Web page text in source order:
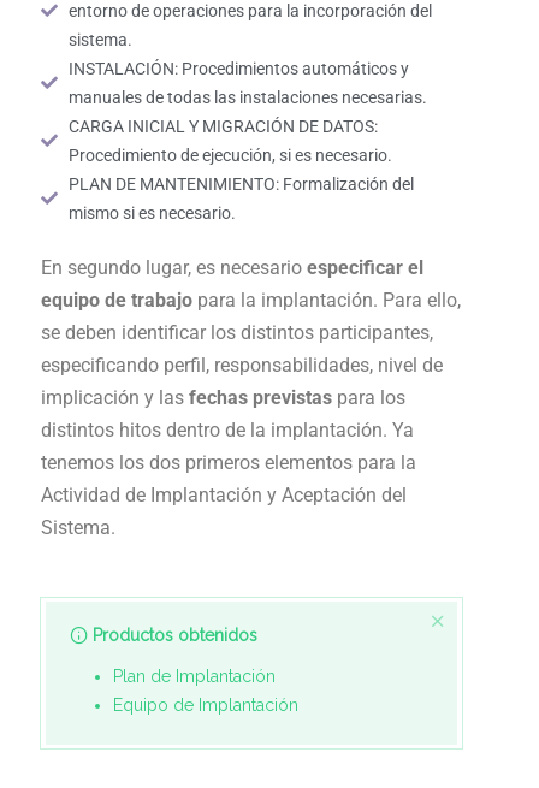
entorno de operaciones para la incorporación del
sistema.
INSTALACIÓN: Procedimientos automáticos y
manuales de todas las instalaciones necesarias.
CARGA INICIAL Y MIGRACIÓN DE DATOS:
Procedimiento de ejecución, si es necesario.
PLAN DE MANTENIMIENTO: Formalización del
mismo si es necesario.
En segundo lugar, es necesario especificar el
equipo de trabajo para la implantación. Para ello,
se deben identificar los distintos participantes,
especificando perfil, responsabilidades, nivel de
implicación y las fechas previstas para los
distintos hitos dentro de la implantación. Ya
tenemos los dos primeros elementos para la
Actividad de Implantación y Aceptación del
Sistema.
Productos obtenidos
Plan de Implantación
Equipo de Implantación